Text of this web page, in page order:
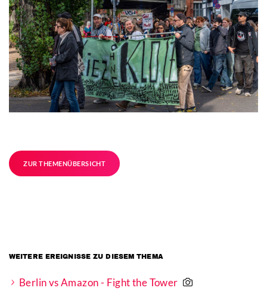
ZUR THEMENÜBERSICHT
WEITERE EREIGNISSE ZU DIESEM THEMA
Berlin vs Amazon - Fight the Tower